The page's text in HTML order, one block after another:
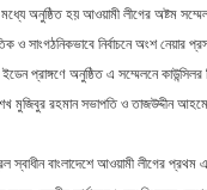
অনুষ্ঠিত হয় আওয়ামী লীগের অষ্টম
ও সাংগঠনিকভাবে নির্বাচনে অংশ নেয়ার
প্রাঙ্গণে অনুষ্ঠিত এ সম্মেলনে
মুজিবুর রহমান সভাপতি ও তাজউদ্দীন
বাংলাদেশে আওয়ামী লীগের প্রথম